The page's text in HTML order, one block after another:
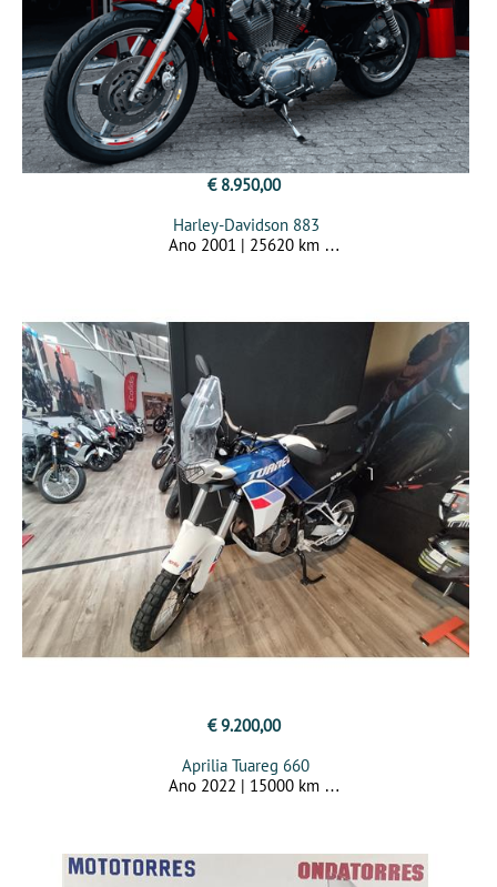
€ 8.950,00
Harley-Davidson 883
Ano 2001 | 25620 km
€ 9.200,00
Aprilia Tuareg 660
Ano 2022 | 15000 km